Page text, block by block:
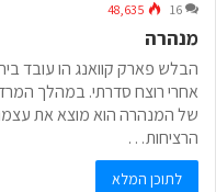
16
48,635
מנהרה
אחרי רוצח סדרתי. במהלך
הרציחות…
לתוכן המלא